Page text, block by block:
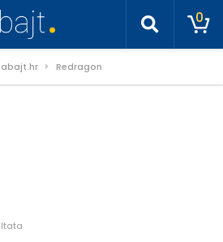
0
Redragon